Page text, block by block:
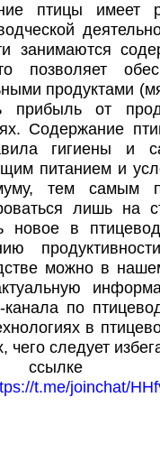
птицы имеет
занимаются
позволяет
продуктами
прибыль от
Содержание
гигиены и
питанием и
тем самым
лишь на
новое в
можно в
канала по
в
чего следует
и
t.me/joinchat/